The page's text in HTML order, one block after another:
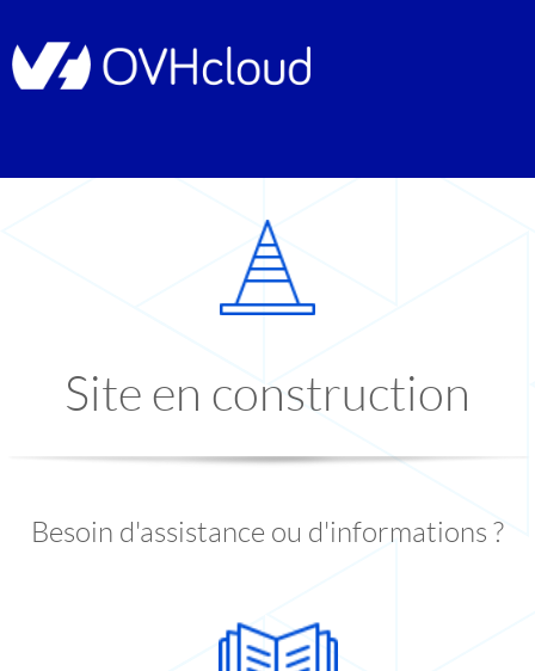
Site en construction
Besoin d'assistance ou d'informations ?